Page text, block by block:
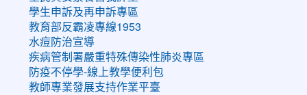
學生申訴及再申訴專區
教育部反霸凌專線1953
水痘防治宣導
疾病管制署嚴重特殊傳染性肺炎專區
防疫不停學-線上教學便利包
教師專業發展支持作業平臺